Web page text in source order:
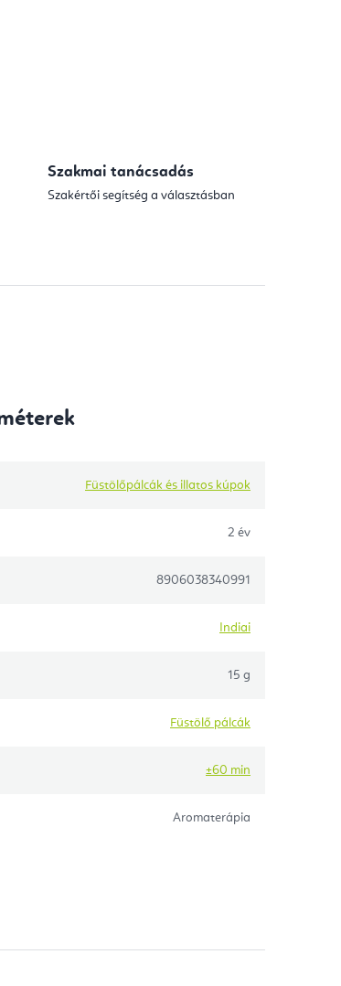
Szakmai tanácsadás
Szakértői segítség a választásban
Füstölőpálcák és illatos kúpok
2 év
8906038340991
Indiai
15 g
Füstölő pálcák
±60 min
Aromaterápia